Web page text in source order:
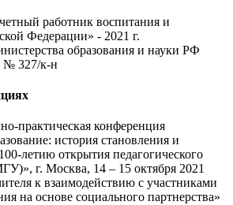
работник воспитания и
Федерации» - 2021 г.
образования и науки РФ
№ 327/к-н
практическая конференция
история становления и
летию открытия педагогического
г. Москва, 14 – 15 октября 2021
к взаимодействию с участниками
на основе социального партнерства»